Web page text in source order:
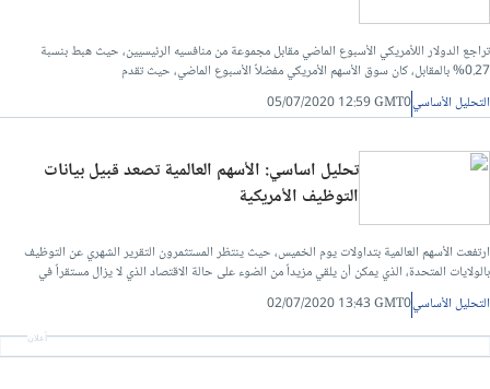
تراجع الدولار اللأمريكي الأسبوع الماضي مقابل مجموعة من منافسيه الرئيسيين، حيث هبط بنسبة
0.27% بالمقابل، كان سوق الأسهم الأمريكي مفضلاً الأسبوع الماضي، حيث تقدم
التحليل الأساسي05/07/2020 12:59 GMT0
تحليل اساسي: الأسهم العالمية تصعد قبيل بيانات
التوظيف الأمريكية
ارتفعت الأسهم العالمية بتداولات يوم الخميس، حيث ينتظر المستثمرون التقرير الشهري عن التوظيف
بالولايات المتحدة، الذي يمكن أن يلقي مزيداً من الضوء على حالة الاقتصاد الذي لا يزال مستقراً في
خضم جائحة فيروس كورونا، بالإضافة لتزايد الآمال في تطوير لقاح مضاد لفيروس كورونا المستجد
بعد انتشار القلق بشأن ارتفاع الإصابات الأمريكية.
التحليل الأساسي02/07/2020 13:43 GMT0
أعلان